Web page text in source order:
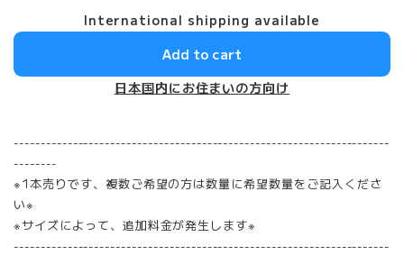
International shipping available
Add to cart
日本国内にお住まいの方向け
----------------------------------------------------------------------
--------
※1本売りです、複数ご希望の方は数量に希望数量をご記入くださ
い※
※サイズによって、追加料金が発生します※
----------------------------------------------------------------------